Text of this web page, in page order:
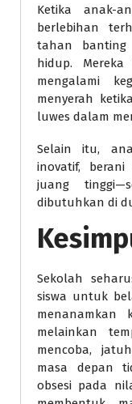
Ketika anak-
berlebihan
tahan banting
hidup.
mengalami
menyerah
luwes dalam
Selain itu,
inovatif,
juang
dibutuhkan di
Sekolah
siswa untuk
menanamkan
melainkan
mencoba,
masa depan
obsesi pada